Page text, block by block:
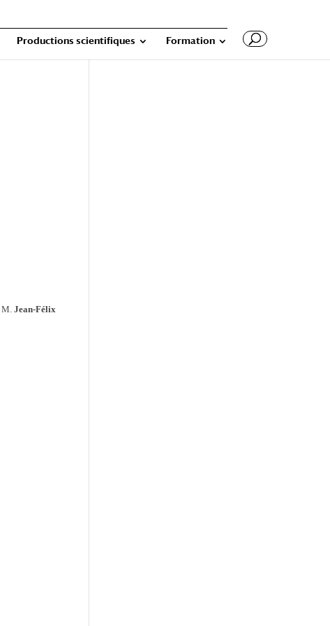
Productions scientifiques Formation
M. Jean-Félix